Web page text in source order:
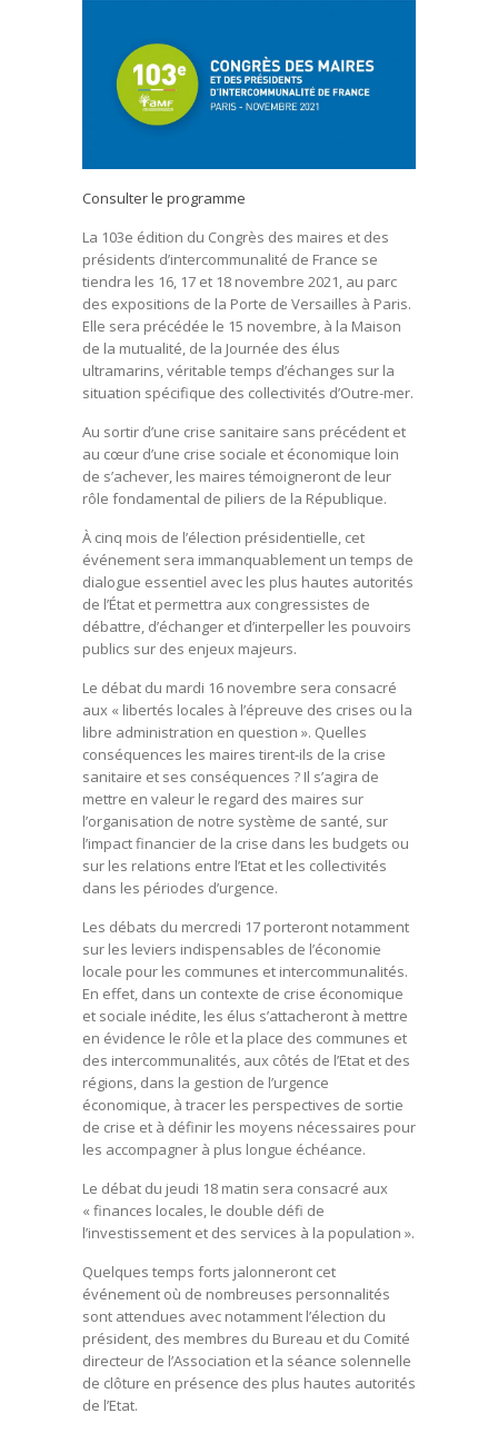
Consulter le programme
La 103e édition du Congrès des maires et des
présidents d’intercommunalité de France se
tiendra les 16, 17 et 18 novembre 2021, au parc
des expositions de la Porte de Versailles à Paris.
Elle sera précédée le 15 novembre, à la Maison
de la mutualité, de la Journée des élus
ultramarins, véritable temps d’échanges sur la
situation spécifique des collectivités d’Outre-mer.
Au sortir d’une crise sanitaire sans précédent et
au cœur d’une crise sociale et économique loin
de s’achever, les maires témoigneront de leur
rôle fondamental de piliers de la République.
À cinq mois de l’élection présidentielle, cet
événement sera immanquablement un temps de
dialogue essentiel avec les plus hautes autorités
de l’État et permettra aux congressistes de
débattre, d’échanger et d’interpeller les pouvoirs
publics sur des enjeux majeurs.
Le débat du mardi 16 novembre sera consacré
aux « libertés locales à l’épreuve des crises ou la
libre administration en question ». Quelles
conséquences les maires tirent-ils de la crise
sanitaire et ses conséquences ? Il s’agira de
mettre en valeur le regard des maires sur
l’organisation de notre système de santé, sur
l’impact financier de la crise dans les budgets ou
sur les relations entre l’Etat et les collectivités
dans les périodes d’urgence.
Les débats du mercredi 17 porteront notamment
sur les leviers indispensables de l’économie
locale pour les communes et intercommunalités.
En effet, dans un contexte de crise économique
et sociale inédite, les élus s’attacheront à mettre
en évidence le rôle et la place des communes et
des intercommunalités, aux côtés de l’Etat et des
régions, dans la gestion de l’urgence
économique, à tracer les perspectives de sortie
de crise et à définir les moyens nécessaires pour
les accompagner à plus longue échéance.
Le débat du jeudi 18 matin sera consacré aux
« finances locales, le double défi de
l’investissement et des services à la population ».
Quelques temps forts jalonneront cet
événement où de nombreuses personnalités
sont attendues avec notamment l’élection du
président, des membres du Bureau et du Comité
directeur de l’Association et la séance solennelle
de clôture en présence des plus hautes autorités
de l’Etat.